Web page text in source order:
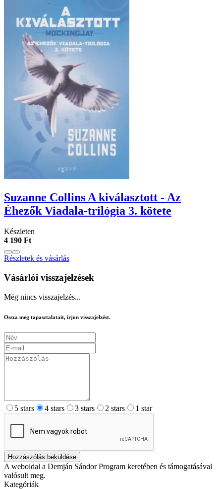
Suzanne Collins A kiválasztott - Az
Éhezők Viadala-trilógia 3. kötete
Készleten
4 190 Ft
Részletek és vásárlás
Vásárlói visszajelzések
Még nincs visszajelzés...
Ossza meg tapasztalatait, írjon visszajelzést.
5 stars 4 stars 3 stars 2 stars 1 star
Hozzászólás beküldése
A weboldal a Demján Sándor Program keretében és támogatásával
valósult meg.
Kategóriák